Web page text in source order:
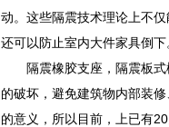
动。这些隔震技术理论上不
还可以防止室内大件家具倒下
隔震橡胶支座，隔震板
的破坏，避免建筑物内部装
的意义，所以目前，上已有